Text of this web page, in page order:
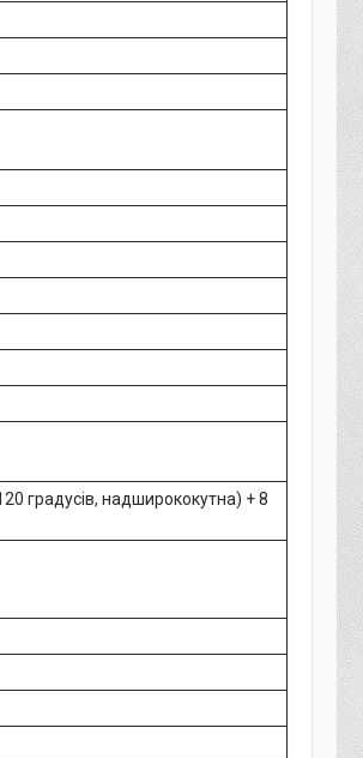
градусів, надширококутна) + 8